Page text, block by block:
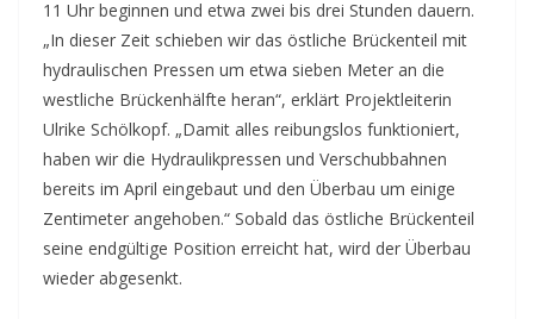
11 Uhr beginnen und etwa zwei bis drei Stunden dauern.
„In dieser Zeit schieben wir das östliche Brückenteil mit
hydraulischen Pressen um etwa sieben Meter an die
westliche Brückenhälfte heran“, erklärt Projektleiterin
Ulrike Schölkopf. „Damit alles reibungslos funktioniert,
haben wir die Hydraulikpressen und Verschubbahnen
bereits im April eingebaut und den Überbau um einige
Zentimeter angehoben.“ Sobald das östliche Brückenteil
seine endgültige Position erreicht hat, wird der Überbau
wieder abgesenkt.